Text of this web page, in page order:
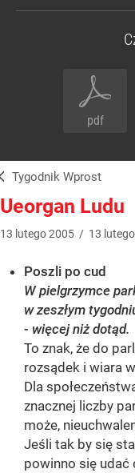
pdf
Tygodnik Wprost
Ueorgan Ludu
13 lutego2005 / 13 lutego
Poszli po cud
W pielgrzymce
w zeszłym
- więcej niż dotąd.
To znak, że do
rozsądek i wiara
Dla
znacznej liczby
może,
Jeśli tak by się
powinno się udać